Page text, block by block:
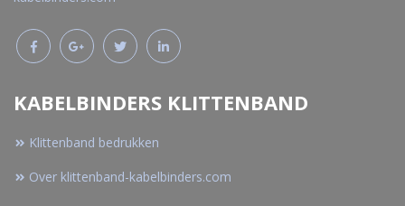
KABELBINDERS KLITTENBAND
Klittenband bedrukken
Over klittenband-kabelbinders.com